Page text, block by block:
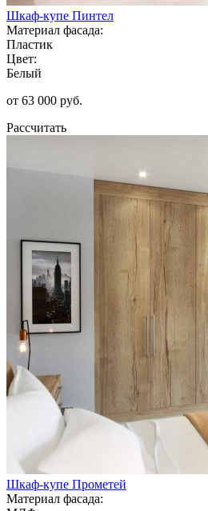
Шкаф-купе Пинтел
Материал фасада:
Пластик
Цвет:
Белый
от 63 000 руб.
Рассчитать
Шкаф-купе Прометей
Материал фасада: